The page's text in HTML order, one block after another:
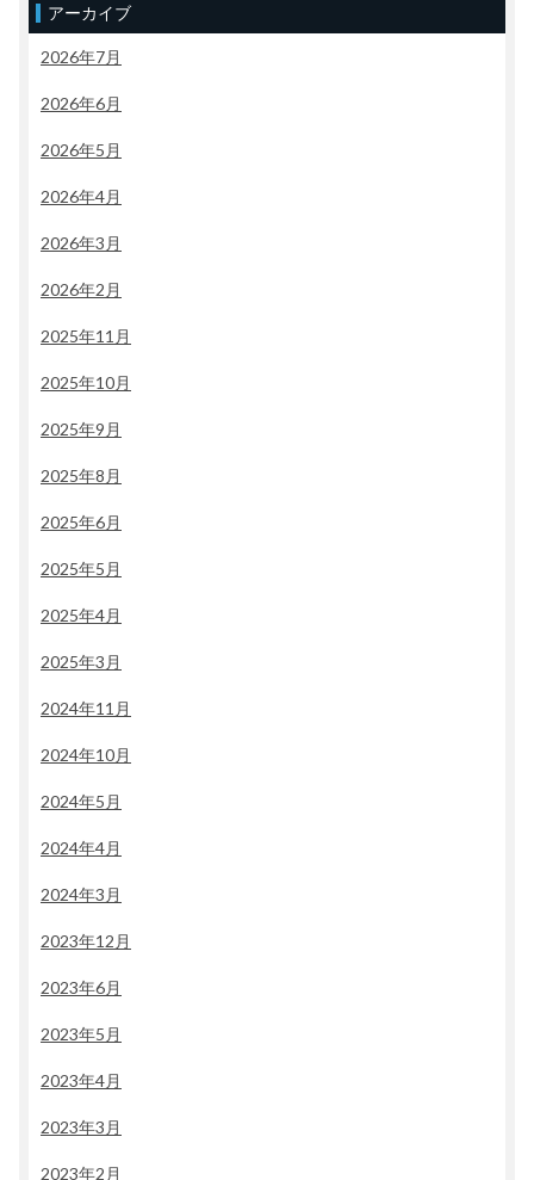
アーカイブ
2026年7月
2026年6月
2026年5月
2026年4月
2026年3月
2026年2月
2025年11月
2025年10月
2025年9月
2025年8月
2025年6月
2025年5月
2025年4月
2025年3月
2024年11月
2024年10月
2024年5月
2024年4月
2024年3月
2023年12月
2023年6月
2023年5月
2023年4月
2023年3月
2023年2月